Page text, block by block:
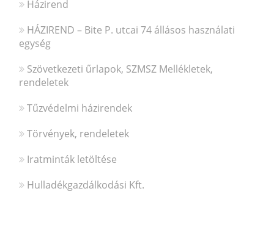
Házirend
HÁZIREND – Bite P. utcai 74 állásos használati
egység
Szövetkezeti űrlapok, SZMSZ Mellékletek,
rendeletek
Tűzvédelmi házirendek
Törvények, rendeletek
Iratminták letöltése
Hulladékgazdálkodási Kft.